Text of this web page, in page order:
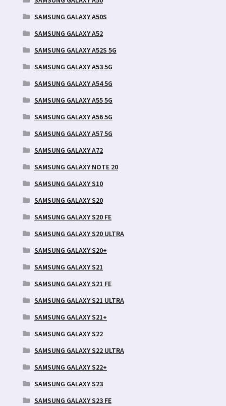
SAMSUNG GALAXY A50S
SAMSUNG GALAXY A52
SAMSUNG GALAXY A52S 5G
SAMSUNG GALAXY A53 5G
SAMSUNG GALAXY A54 5G
SAMSUNG GALAXY A55 5G
SAMSUNG GALAXY A56 5G
SAMSUNG GALAXY A57 5G
SAMSUNG GALAXY A72
SAMSUNG GALAXY NOTE 20
SAMSUNG GALAXY S10
SAMSUNG GALAXY S20
SAMSUNG GALAXY S20 FE
SAMSUNG GALAXY S20 ULTRA
SAMSUNG GALAXY S20+
SAMSUNG GALAXY S21
SAMSUNG GALAXY S21 FE
SAMSUNG GALAXY S21 ULTRA
SAMSUNG GALAXY S21+
SAMSUNG GALAXY S22
SAMSUNG GALAXY S22 ULTRA
SAMSUNG GALAXY S22+
SAMSUNG GALAXY S23
SAMSUNG GALAXY S23 FE